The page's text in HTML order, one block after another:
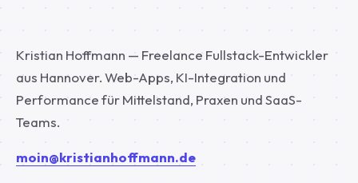
Kristian Hoffmann — Freelance Fullstack-Entwickler
aus Hannover. Web-Apps, KI-Integration und
Performance für Mittelstand, Praxen und SaaS-
Teams.
moin@kristianhoffmann.de